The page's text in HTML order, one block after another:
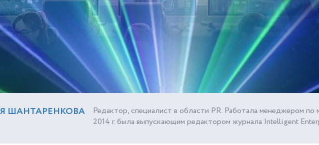
ШАНТАРЕНКОВА
Редактор, специалист в области PR. Работала менеджером
2014 г. была выпускающим редактором журнала Intelligent